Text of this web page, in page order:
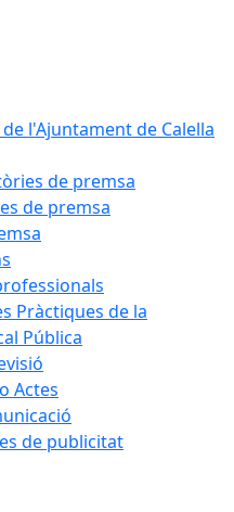
l'Ajuntament de Calella
de premsa
de premsa
Pràctiques de la
Pública
Actes
de publicitat